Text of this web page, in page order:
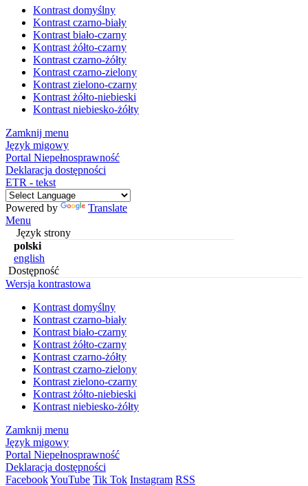
Kontrast domyślny
Kontrast czarno-biały
Kontrast biało-czarny
Kontrast żółto-czarny
Kontrast czarno-żółty
Kontrast czarno-zielony
Kontrast zielono-czarny
Kontrast żółto-niebieski
Kontrast niebiesko-żółty
Zamknij menu
Język migowy
Portal Niepełnosprawność
Deklaracja dostępności
ETR - tekst
Powered by
Translate
Menu
Język strony
polski
english
Dostępność
Wersja kontrastowa
Kontrast domyślny
Kontrast czarno-biały
Kontrast biało-czarny
Kontrast żółto-czarny
Kontrast czarno-żółty
Kontrast czarno-zielony
Kontrast zielono-czarny
Kontrast żółto-niebieski
Kontrast niebiesko-żółty
Zamknij menu
Język migowy
Portal Niepełnosprawność
Deklaracja dostępności
FacebookYouTube Tik Tok Instagram RSS